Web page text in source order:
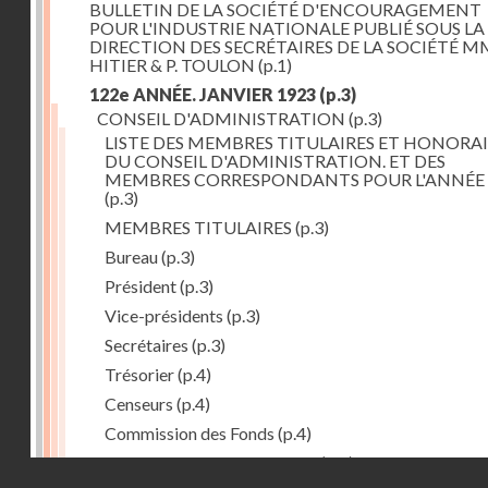
BULLETIN DE LA SOCIÉTÉ D'ENCOURAGEMENT
POUR L'INDUSTRIE NATIONALE PUBLIÉ SOUS LA
DIRECTION DES SECRÉTAIRES DE LA SOCIÉTÉ
HITIER & P. TOULON (p.1)
122e ANNÉE. JANVIER 1923 (p.3)
CONSEIL D'ADMINISTRATION (p.3)
LISTE DES MEMBRES TITULAIRES ET
DU CONSEIL D'ADMINISTRATION. ET DES
MEMBRES CORRESPONDANTS POUR
(p.3)
MEMBRES TITULAIRES (p.3)
Bureau(p.3)
Président(p.3)
Vice-présidents (p.3)
Secrétaires (p.3)
Trésorier(p.4)
Censeurs (p.4)
Commission des Fonds (p.4)
Comité des Arts mécaniques(p.4)